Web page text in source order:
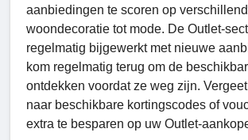
aanbiedingen te scoren op
woondecoratie tot mode. De Outlet-
regelmatig bijgewerkt met nieuwe
kom regelmatig terug om de
ontdekken voordat ze weg zijn.
naar beschikbare kortingscodes of
extra te besparen op uw Outlet-